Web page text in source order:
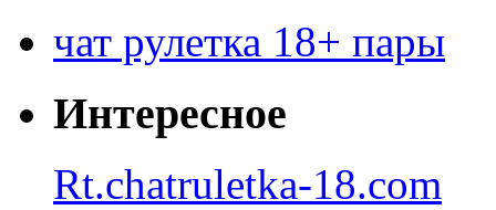
чат рулетка 18+ пары
Интересное
Rt.chatruletka-18.com